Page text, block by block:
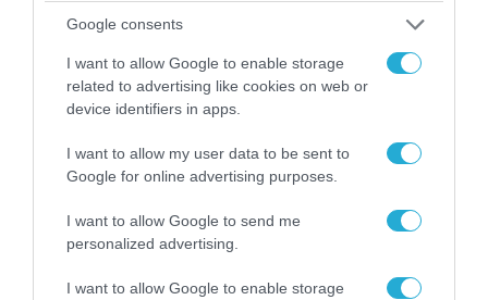
Google consents
I want to allow Google to enable storage
related to advertising like cookies on web or
device identifiers in apps.
I want to allow my user data to be sent to
Google for online advertising purposes.
I want to allow Google to send me
personalized advertising.
I want to allow Google to enable storage
ΠΟΛΙΤΙΚΗ